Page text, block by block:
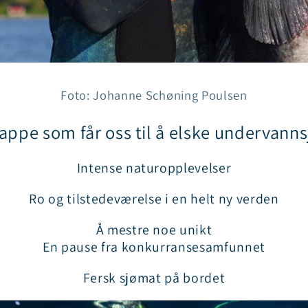
Foto: Johanne Schøning Poulsen
som får oss til å elske
Intense naturopplevelser
Ro og tilstedeværelse i en helt ny verden
Å mestre noe unikt
En pause fra konkurransesamfunnet
Fersk sjømat på bordet